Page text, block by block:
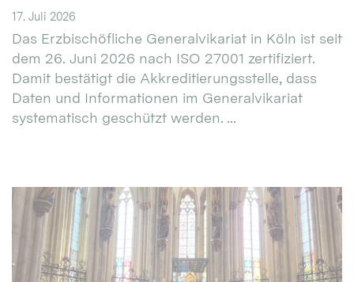
17. Juli 2026
Das Erzbischöfliche Generalvikariat in Köln ist seit
dem 26. Juni 2026 nach ISO 27001 zertifiziert.
Damit bestätigt die Akkreditierungsstelle, dass
Daten und Informationen im Generalvikariat
systematisch geschützt werden. ...